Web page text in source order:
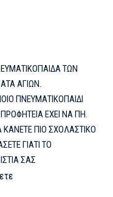
ΤΩΝ
ΑΓΙΩΝ.
ΠΝΕΥΜΑΤΙΚΟΠΑΙΔΙ
ΕΧΕΙ ΝΑ ΠΗ.
ΚΑΝΕΤΕ ΠΙΟ ΣΧΟΛΑΣΤΙΚΟ
ΓΙΑΤΙ ΤΟ
ΣΑΣ